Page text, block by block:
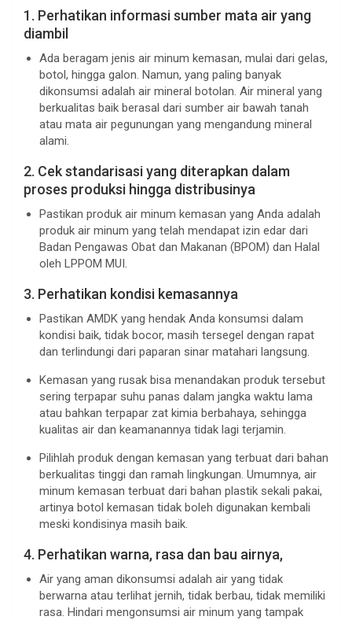
1. Perhatikan informasi sumber mata air yang
diambil
Ada beragam jenis air minum kemasan, mulai dari gelas,
botol, hingga galon. Namun, yang paling banyak
dikonsumsi adalah air mineral botolan. Air mineral yang
berkualitas baik berasal dari sumber air bawah tanah
atau mata air pegunungan yang mengandung mineral
alami.
2. Cek standarisasi yang diterapkan dalam
proses produksi hingga distribusinya
Pastikan produk air minum kemasan yang Anda adalah
produk air minum yang telah mendapat izin edar dari
Badan Pengawas Obat dan Makanan (BPOM) dan Halal
oleh LPPOM MUI.
3. Perhatikan kondisi kemasannya
Pastikan AMDK yang hendak Anda konsumsi dalam
kondisi baik, tidak bocor, masih tersegel dengan rapat
dan terlindungi dari paparan sinar matahari langsung.
Kemasan yang rusak bisa menandakan produk tersebut
sering terpapar suhu panas dalam jangka waktu lama
atau bahkan terpapar zat kimia berbahaya, sehingga
kualitas air dan keamanannya tidak lagi terjamin.
Pilihlah produk dengan kemasan yang terbuat dari bahan
berkualitas tinggi dan ramah lingkungan. Umumnya, air
minum kemasan terbuat dari bahan plastik sekali pakai,
artinya botol kemasan tidak boleh digunakan kembali
meski kondisinya masih baik.
4. Perhatikan warna, rasa dan bau airnya,
Air yang aman dikonsumsi adalah air yang tidak
berwarna atau terlihat jernih, tidak berbau, tidak memiliki
rasa. Hindari mengonsumsi air minum yang tampak